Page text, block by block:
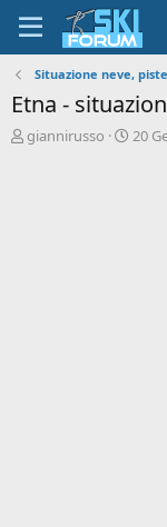
Situazione neve,
Etna -
A
giannirusso
D
20